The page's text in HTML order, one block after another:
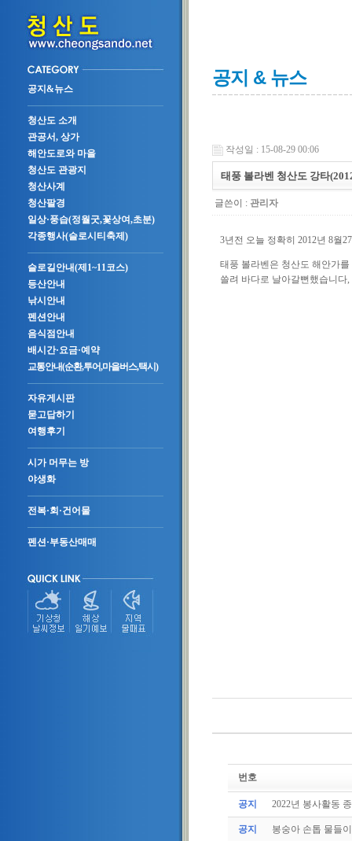
공지&뉴스
청산도 소개
관공서, 상가
해안도로와 마을
청산도 관광지
청산사계
청산팔경
일상·풍습(정월굿,꽃상여,초분)
각종행사(슬로시티축제)
슬로길안내(제1~11코스)
등산안내
낚시안내
펜션안내
음식점안내
배시간·요금·예약
교통안내(순환,투어,마을버스,택시)
자유게시판
묻고답하기
여행후기
시가 머무는 방
야생화
전복·회·건어물
펜션·부동산매매
공지 & 뉴스
작성일 : 15-08-29 00:06
태풍 볼라벤 청산도 강타
글쓴이 : 관리자
3년전 오늘 정확히 2012년 8월
태풍 볼라벤은 청산도 해안가
쓸려 바다로 날아갈뻔했습니
번호
공지 2022년 봉사활동
공지 봉숭아 손톱 물들